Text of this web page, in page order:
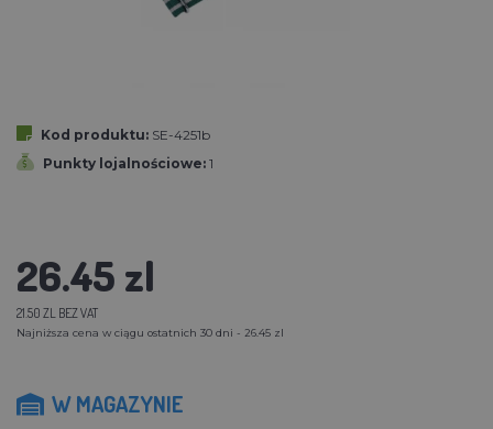
Kod produktu: SE-4251b
Punkty lojalnościowe: 1
26.45 zl
21.50 ZL BEZ VAT
Najniższa cena w ciągu ostatnich 30 dni - 26.45 zl
W MAGAZYNIE